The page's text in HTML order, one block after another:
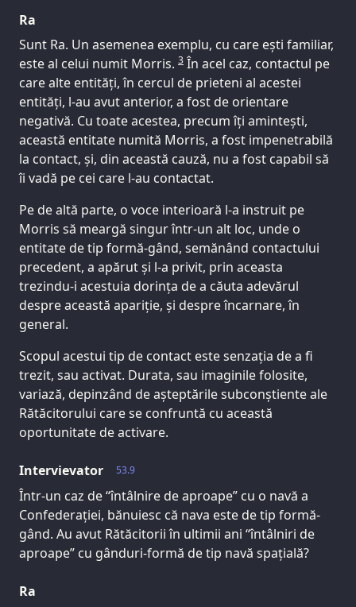
Ra
Sunt Ra. Un asemenea exemplu, cu care ești familiar,
este al celui numit Morris. 3 În acel caz, contactul pe
care alte entități, în cercul de prieteni al acestei
entități, l-au avut anterior, a fost de orientare
negativă. Cu toate acestea, precum îți amintești,
această entitate numită Morris, a fost impenetrabilă
la contact, și, din această cauză, nu a fost capabil să
îi vadă pe cei care l-au contactat.
Pe de altă parte, o voce interioară l-a instruit pe
Morris să meargă singur într-un alt loc, unde o
entitate de tip formă-gând, semănând contactului
precedent, a apărut și l-a privit, prin aceasta
trezindu-i acestuia dorința de a căuta adevărul
despre această apariție, și despre încarnare, în
general.
Scopul acestui tip de contact este senzația de a fi
trezit, sau activat. Durata, sau imaginile folosite,
variază, depinzând de așteptările subconștiente ale
Rătăcitorului care se confruntă cu această
oportunitate de activare.
53.9
Intervievator
Într-un caz de “întâlnire de aproape” cu o navă a
Confederației, bănuiesc că nava este de tip formă-
gând. Au avut Rătăcitorii în ultimii ani “întâlniri de
aproape” cu gânduri-formă de tip navă spațială?
Ra